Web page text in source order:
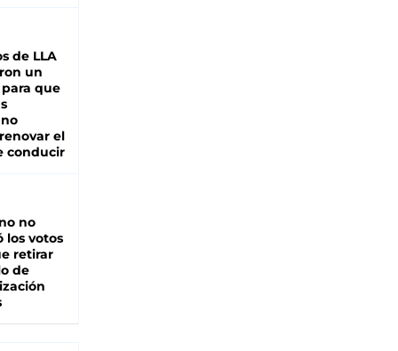
de LLA
un
que
el
conducir
no
los votos
retirar
de